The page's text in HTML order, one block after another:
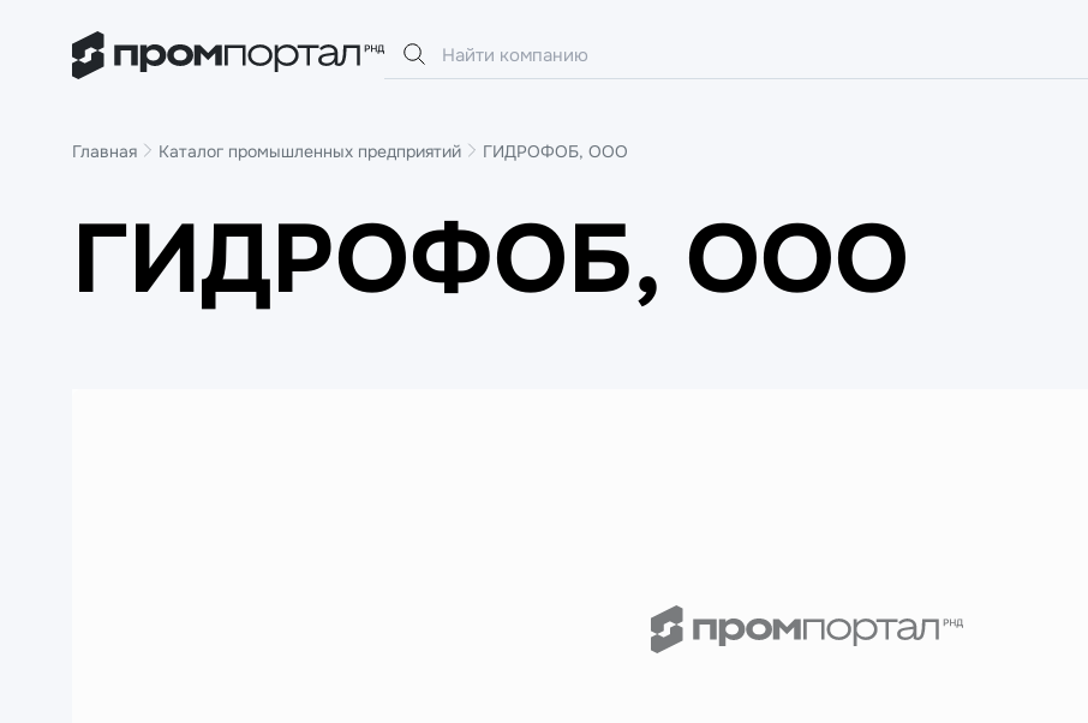
Главная Каталог промышленных предприятий ГИДРОФОБ, ООО
ГИДРОФОБ, ООО